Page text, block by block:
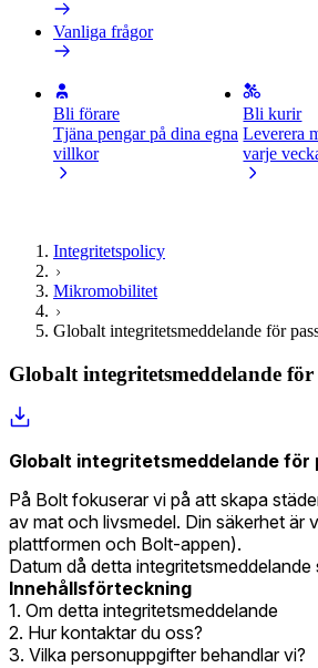
Vanliga frågor
Bli förare
Tjäna pengar på dina egna
villkor
Bli kurir
Leverera
varje
Integritetspolicy
Mikromobilitet
Globalt integritetsmeddelande för
Globalt integritetsmeddelande för
Globalt integritetsmeddelande för
På Bolt fokuserar vi på att skapa
av mat och livsmedel. Din säkerhet är
plattformen och Bolt-appen).
Datum då detta
Innehållsförteckning
Om detta integritetsmeddelande
Hur kontaktar du oss?
Vilka personuppgifter behandlar vi?